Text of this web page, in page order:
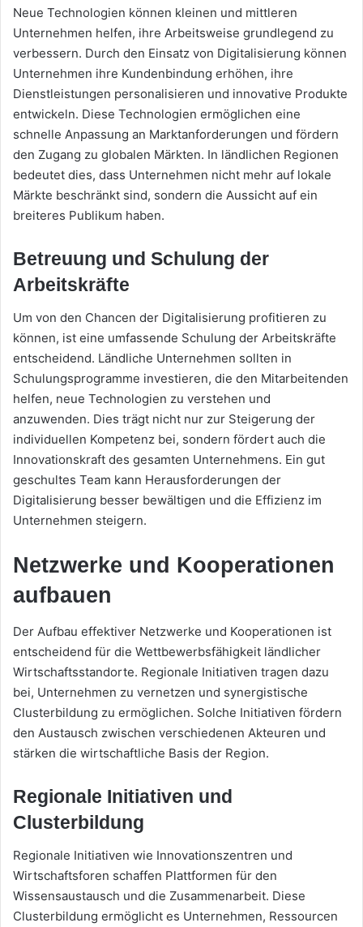
Neue Technologien können kleinen und mittleren
Unternehmen helfen, ihre Arbeitsweise grundlegend zu
verbessern. Durch den Einsatz von Digitalisierung können
Unternehmen ihre Kundenbindung erhöhen, ihre
Dienstleistungen personalisieren und innovative Produkte
entwickeln. Diese Technologien ermöglichen eine
schnelle Anpassung an Marktanforderungen und fördern
den Zugang zu globalen Märkten. In ländlichen Regionen
bedeutet dies, dass Unternehmen nicht mehr auf lokale
Märkte beschränkt sind, sondern die Aussicht auf ein
breiteres Publikum haben.
Betreuung und Schulung der
Arbeitskräfte
Um von den Chancen der Digitalisierung profitieren zu
können, ist eine umfassende Schulung der Arbeitskräfte
entscheidend. Ländliche Unternehmen sollten in
Schulungsprogramme investieren, die den Mitarbeitenden
helfen, neue Technologien zu verstehen und
anzuwenden. Dies trägt nicht nur zur Steigerung der
individuellen Kompetenz bei, sondern fördert auch die
Innovationskraft des gesamten Unternehmens. Ein gut
geschultes Team kann Herausforderungen der
Digitalisierung besser bewältigen und die Effizienz im
Unternehmen steigern.
Netzwerke und Kooperationen
aufbauen
Der Aufbau effektiver Netzwerke und Kooperationen ist
entscheidend für die Wettbewerbsfähigkeit ländlicher
Wirtschaftsstandorte. Regionale Initiativen tragen dazu
bei, Unternehmen zu vernetzen und synergistische
Clusterbildung zu ermöglichen. Solche Initiativen fördern
den Austausch zwischen verschiedenen Akteuren und
stärken die wirtschaftliche Basis der Region.
Regionale Initiativen und
Clusterbildung
Regionale Initiativen wie Innovationszentren und
Wirtschaftsforen schaffen Plattformen für den
Wissensaustausch und die Zusammenarbeit. Diese
Clusterbildung ermöglicht es Unternehmen, Ressourcen